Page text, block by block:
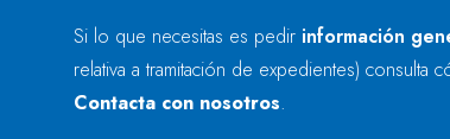
Si lo que necesitas es pedir información
relativa a tramitación de expedientes) consulta
Contacta con nosotros.